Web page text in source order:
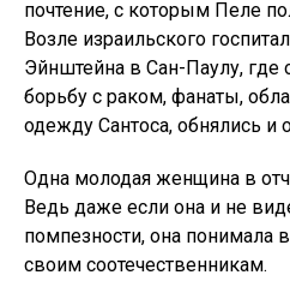
почтение, с которым Пеле
Возле израильского
Эйнштейна в Сан-Паулу, где
борьбу с раком, фанаты,
одежду Сантоса, обнялись и
Одна молодая женщина в
Ведь даже если она и не
помпезности, она понимала
своим соотечественникам.